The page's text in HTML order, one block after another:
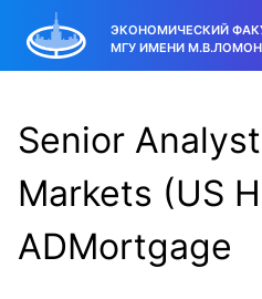
ЭКОНОМИЧЕСКИЙ
МГУ ИМЕНИ
Senior
Markets (US
ADMortgage